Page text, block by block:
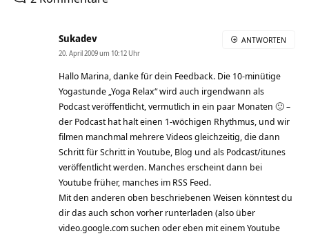
Sukadev
20. April 2009 um 10:12 Uhr
Hallo Marina, danke für dein Feedback. Die 10-minütige
Yogastunde „Yoga Relax“ wird auch irgendwann als
Podcast veröffentlicht, vermutlich in ein paar Monaten 🙂 –
der Podcast hat halt einen 1-wöchigen Rhythmus, und wir
filmen manchmal mehrere Videos gleichzeitig, die dann
Schritt für Schritt in Youtube, Blog und als Podcast/itunes
veröffentlicht werden. Manches erscheint dann bei
Youtube früher, manches im RSS Feed.
Mit den anderen oben beschriebenen Weisen könntest du
dir das auch schon vorher runterladen (also über
video.google.com suchen oder eben mit einem Youtube
ANTWORTEN